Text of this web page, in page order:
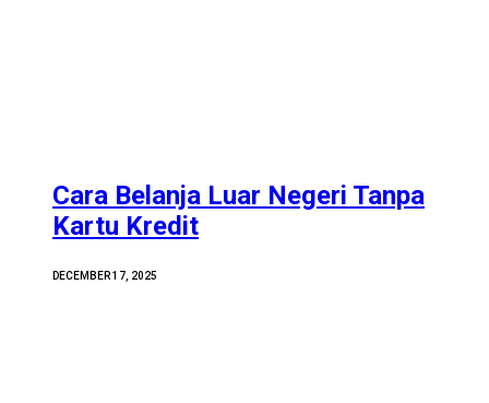
Cara Belanja Luar Negeri Tanpa
Kartu Kredit
DECEMBER 17, 2025